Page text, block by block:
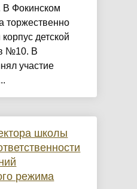
В Фокинском
торжественно
детской
№10. В
участие
школы
режима